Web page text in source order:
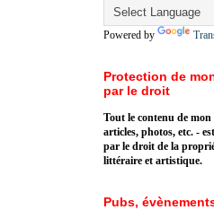
Powered by
Protection de
par le droit
Tout le contenu de mon
articles, photos, etc. -
par le droit de la
littéraire et artistique.
Pubs,